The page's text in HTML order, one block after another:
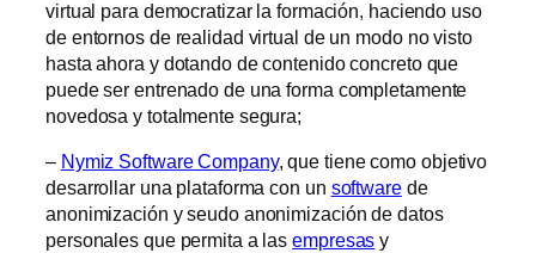
virtual para democratizar la formación, haciendo uso
de entornos de realidad virtual de un modo no visto
hasta ahora y dotando de contenido concreto que
puede ser entrenado de una forma completamente
novedosa y totalmente segura;
– Nymiz Software Company, que tiene como objetivo
desarrollar una plataforma con un softwarede
anonimización y seudo anonimización de datos
personales que permita a lasempresas y